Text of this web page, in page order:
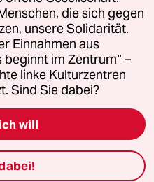
Kommune-Richtlinien
Impressum AGB
(Ads)
die sich gegen
unsere Solidarität.
Einnahmen aus
beginnt im Zentrum“ –
linke Kulturzentren
Sind Sie dabei?
will